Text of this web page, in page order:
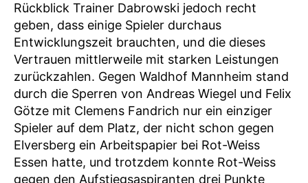
Rückblick Trainer Dabrowski jedoch recht
geben, dass einige Spieler durchaus
Entwicklungszeit brauchten, und die dieses
Vertrauen mittlerweile mit starken Leistungen
zurückzahlen. Gegen Waldhof Mannheim stand
durch die Sperren von Andreas Wiegel und Felix
Götze mit Clemens Fandrich nur ein einziger
Spieler auf dem Platz, der nicht schon gegen
Elversberg ein Arbeitspapier bei Rot-Weiss
Essen hatte, und trotzdem konnte Rot-Weiss
gegen den Aufstiegsaspiranten drei Punkte